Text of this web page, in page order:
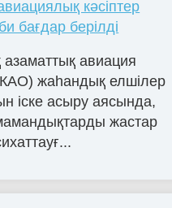
кәсіптер
бағдар берілді
авиация
жаһандық елшілер
іске асыру аясында,
жастар